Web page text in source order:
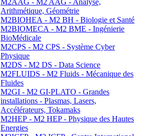
M2AAG - M2 AAG - Analyse,
Arithmétique, Géométrie
M2BIOHEA - M2 BH - Biologie et Santé
M2BIOMECA - M2 BME - Ingénierie
BioMédicale
M2CPS - M2 CPS - Système Cyber
Physique
M2DS - M2 DS - Data Science
M2FLUIDS - M2 Fluids - Mécanique des
Fluides
M2GI - M2 GI-PLATO - Grandes
installations - Plasmas, Lasers,
Accélérateurs, Tokamaks
M2HEP - M2 HEP - Physique des Hautes
Energies